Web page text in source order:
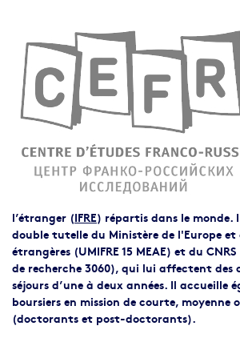
l’étranger (IFRE) répartis dans le monde.
double tutelle du Ministère de l'Europe et
étrangères (UMIFRE 15 MEAE) et du
de recherche 3060), qui lui affectent des
séjours d’une à deux années. Il accueille
boursiers en mission de courte, moyenne
(doctorants et post-doctorants).